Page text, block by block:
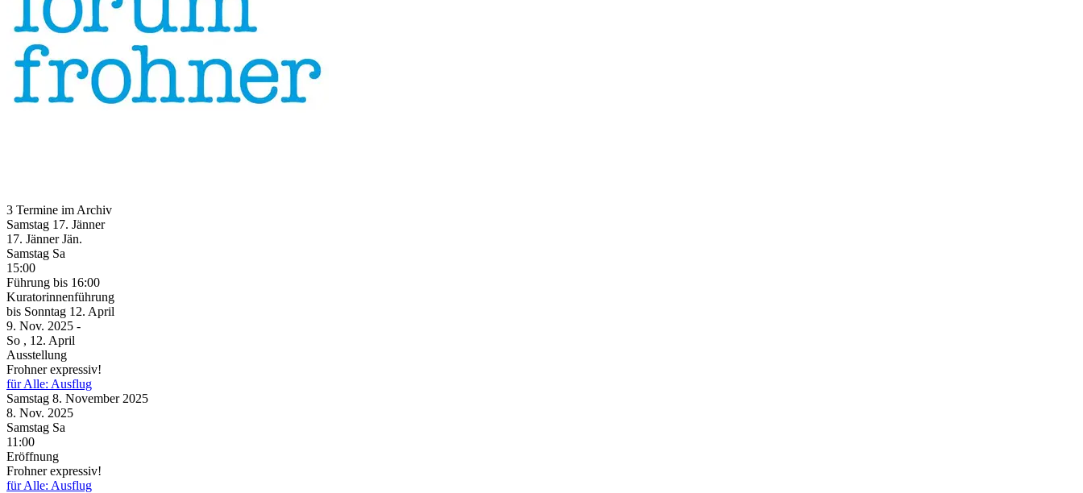
3 Termine im Archiv
Samstag 17. Jänner
17. Jänner Jän.
Samstag Sa
15:00
Führung bis 16:00
Kuratorinnenführung
bis Sonntag 12. April
9. Nov. 2025 -
So , 12. April
Ausstellung
Frohner expressiv!
für Alle: Ausflug
Samstag 8. November 2025
8. Nov. 2025
Samstag Sa
11:00
Eröffnung
Frohner expressiv!
für Alle: Ausflug